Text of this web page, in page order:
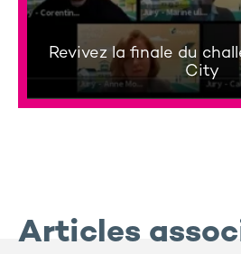
Revivez la finale du
City
Articles